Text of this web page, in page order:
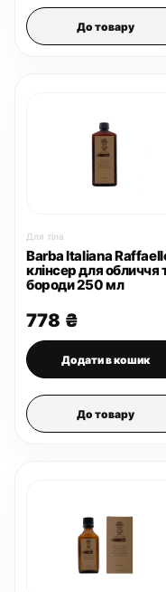
До товару
Для тіла
Barba Italiana
клінсер для обличчя
бороди 250 мл
778 ₴
Додати в кошик
До товару